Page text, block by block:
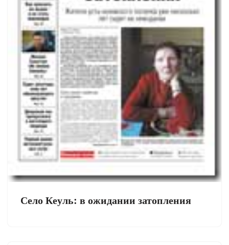
Село Кеуль: в ожидании затопления